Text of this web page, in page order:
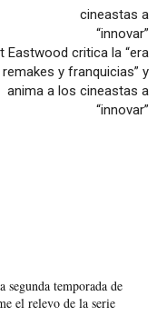
Eastwood critica la “era
remakes y franquicias” y
anima a los cineastas a
“innovar”
temporada de
el relevo de la serie